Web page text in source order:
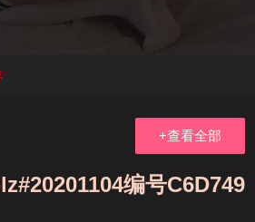
+查看全部
编号C6D749
事件(19j网站发展历程)